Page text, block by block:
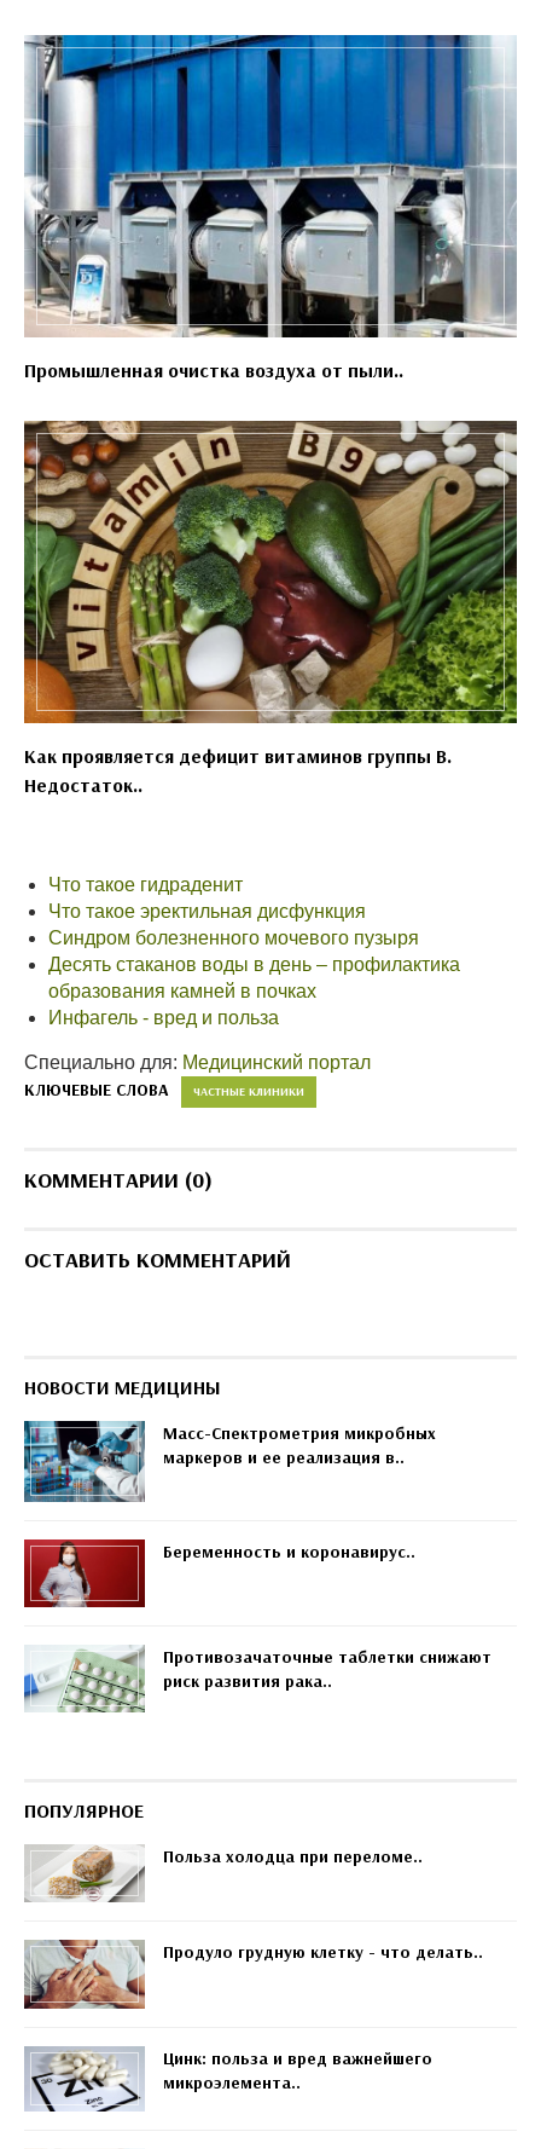
Промышленная очистка воздуха от пыли..
Как проявляется дефицит витаминов группы B.
Недостаток..
Что такое гидраденит
Что такое эректильная дисфункция
Синдром болезненного мочевого пузыря
Десять стаканов воды в день – профилактика
образования камней в почках
Инфагель - вред и польза
Специально для: Медицинский портал
КЛЮЧЕВЫЕ СЛОВА ЧАСТНЫЕ КЛИНИКИ
КОММЕНТАРИИ (0)
ОСТАВИТЬ КОММЕНТАРИЙ
НОВОСТИ МЕДИЦИНЫ
Масс-Спектрометрия микробных
маркеров и ее реализация в..
Беременность и коронавирус..
Противозачаточные таблетки снижают
риск развития рака..
ПОПУЛЯРНОЕ
Польза холодца при переломе..
Продуло грудную клетку - что делать..
Цинк: польза и вред важнейшего
микроэлемента..